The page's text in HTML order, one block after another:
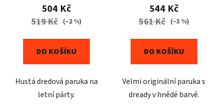
504 Kč
519 Kč (–2 %)
DO KOŠÍKU
Hustá dredová paruka na
letní párty.
544 Kč
561 Kč (–3 %)
DO KOŠÍKU
Velmi originální paruka s
dready v hnědé barvě.